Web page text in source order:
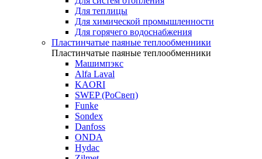
Для теплицы
Для химической промышленности
Для горячего водоснабжения
Пластинчатые паяные теплообменники
Пластинчатые паяные теплообменники
Машимпэкс
Alfa Laval
KAORI
SWEP (РоСвеп)
Funke
Sondex
Danfoss
ONDA
Hydac